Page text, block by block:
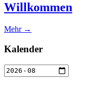
Willkommen
Mehr →
Kalender